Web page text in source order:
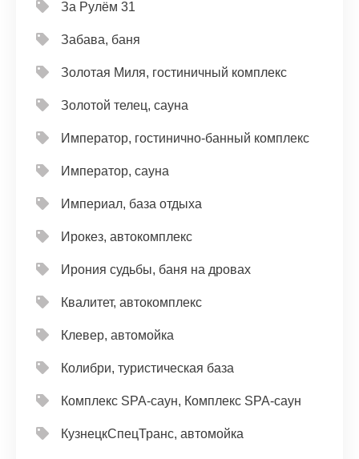
За Рулём 31
Забава, баня
Золотая Миля, гостиничный комплекс
Золотой телец, сауна
Император, гостинично-банный комплекс
Император, сауна
Империал, база отдыха
Ирокез, автокомплекс
Ирония судьбы, баня на дровах
Квалитет, автокомплекс
Клевер, автомойка
Колибри, туристическая база
Комплекс SPA-саун, Комплекс SPA-саун
КузнецкСпецТранс, автомойка